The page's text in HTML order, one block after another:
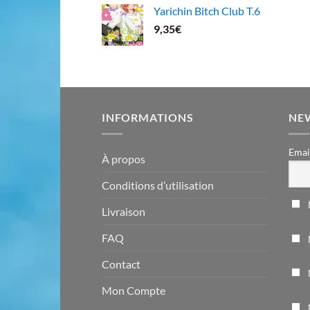
Yarichin Bitch Club T.6
9,35€
INFORMATIONS
À propos
Conditions d’utilisation
Livraison
FAQ
Contact
Mon Compte